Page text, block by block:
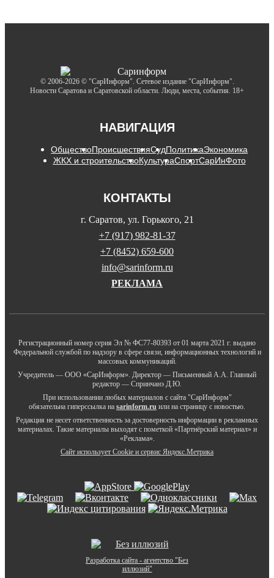
© 2006-2026 © "СарИнформ". Сетевое издание "СарИнформ".
Новости Саратова и Саратовской области. Люди, места, события. 18+
НАВИГАЦИЯ
ОбществоПроисшествияСудПолитикаЭкономика
ЖКХ и строительствоКультураСпортСарИнФото
КОНТАКТЫ
г. Саратов, ул. Горького, 21
+7 (917) 982-81-37
+7 (8452) 659-600
info@sarinform.ru
РЕКЛАМА
Регистрационный номер серия Эл № ФС77-80393 от 01 марта 2021 г. выдано
Федеральной службой по надзору в сфере связи, информационных технологий и
массовых коммуникаций.
Учредитель — ООО «СарИнформ». Директор — Письменный А.А. Главный
редактор — Спринчанэ Д.Ю.
При использовании любых материалов с сайта "СарИнформ"
обязательна гиперссылка на sarinform.ru или на страницу с новостью.
Редакция не несет ответственность за достоверность информации в рекламных
материалах. Такие материалы выходят с пометкой «Партнёрский материал» и
«Реклама».
Сайт использует Cookie и сервиc Яндекс.Метрика
Разработка сайта - агентство "Без
иллюзий"